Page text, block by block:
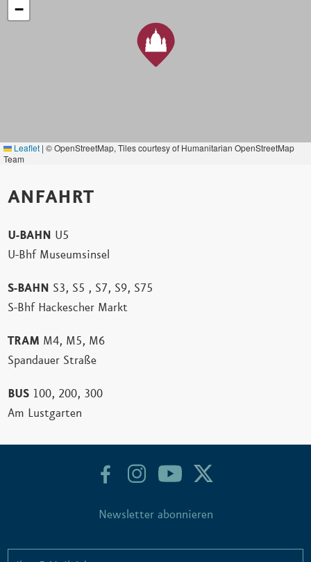
−
Leaflet | © OpenStreetMap, Tiles courtesy of Humanitarian OpenStreetMap
Team
ANFAHRT
U-BAHN U5
U-Bhf Museumsinsel
S-BAHN S3, S5 , S7, S9, S75
S-Bhf Hackescher Markt
TRAM M4, M5, M6
Spandauer Straße
BUS 100, 200, 300
Am Lustgarten
Newsletter abonnieren